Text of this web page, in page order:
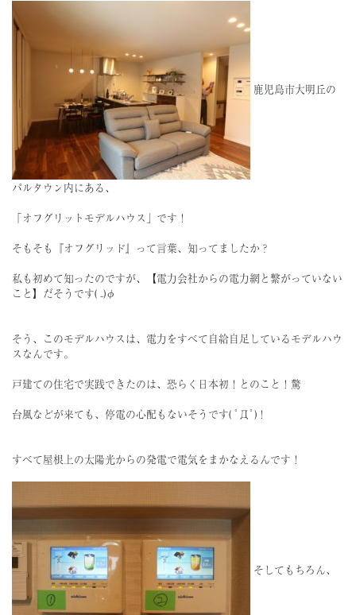
鹿児島市大明丘の
パルタウン内にある、
「オフグリットモデルハウス」です！
そもそも『オフグリッド』って言葉、知ってましたか？
私も初めて知ったのですが、【電力会社からの電力網と繋がっていない
こと】だそうです( ..)φ
そう、このモデルハウスは、電力をすべて自給自足しているモデルハウ
スなんです。
戸建ての住宅で実践できたのは、恐らく日本初！とのこと！驚
台風などが来ても、停電の心配もないそうです( ﾟДﾟ)！
すべて屋根上の太陽光からの発電で電気をまかなえるんです！
そしてもちろん、